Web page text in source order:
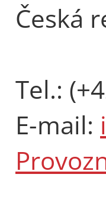
Česká
Tel.:
E-mail: